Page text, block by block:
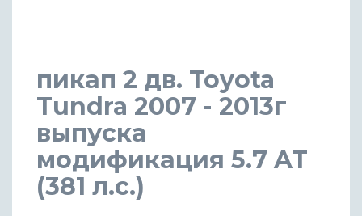
пикап 2 дв. Toyota
Tundra 2007 - 2013г
выпуска
модификация 5.7 AT
(381 л.с.)